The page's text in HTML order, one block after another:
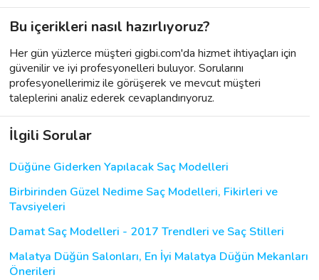
Bu içerikleri nasıl hazırlıyoruz?
Her gün yüzlerce müşteri gigbi.com'da hizmet ihtiyaçları için
güvenilir ve iyi profesyonelleri buluyor. Sorularını
profesyonellerimiz ile görüşerek ve mevcut müşteri
taleplerini analiz ederek cevaplandırıyoruz.
İlgili Sorular
Düğüne Giderken Yapılacak Saç Modelleri
Birbirinden Güzel Nedime Saç Modelleri, Fikirleri ve
Tavsiyeleri
Damat Saç Modelleri - 2017 Trendleri ve Saç Stilleri
Malatya Düğün Salonları, En İyi Malatya Düğün Mekanları
Önerileri